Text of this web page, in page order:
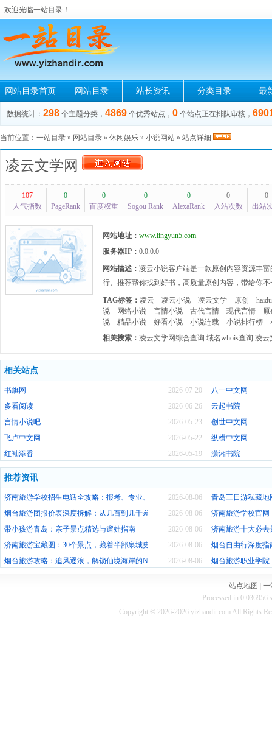
欢迎光临一站目录！
网站目录首页 网站目录 站长资讯 分类目录 最
数据统计： 298 个主题分类， 4869 个优秀站点， 0 个站点正在排队审核，
当前位置： 一站目录 » 网站目录 » 休闲娱乐 » 小说网站 » 站点详细
凌云文学网
107
人气指数
0
PageRank
0
百度权重
0
Sogou Rank
0
AlexaRank
0
入站次数
0
出站
网站地址： www.lingyun5.com
服务器IP： 0.0.0.0
网站描述： 凌云小说客户端是一款原创内容资源丰
行、推荐帮你找到好书，高质量原创内容，带给你
TAG标签： 凌云 凌云小说 凌云文学 原创
haidu
说
网络小说 言情小说 古代言情 现代言情
原
说
精品小说 好看小说 小说连载 小说排行榜
相关搜索： 凌云文学网综合查询 域名whois查询 凌云
相关站点
2026-07-20
书旗网
八一中文网
2026-06-26
多看阅读
云起书院
2026-05-23
言情小说吧
创世中文网
2026-05-22
飞卢中文网
纵横中文网
2026-05-19
红袖添香 潇湘书院
推荐资讯
2026-08-06
济南旅游学校招生电话全攻略：报考、专业、就业一网打尽
青岛三日游私藏
2026-08-06
烟台旅游团报价表深度拆解：从几百到几千差在哪？
济南旅游学校官
2026-08-06
带小孩游青岛：亲子景点精选与遛娃指南
济南旅游十大必
2026-08-06
济南旅游宝藏图：30个景点，藏着半部泉城史
烟台自由行深度
2026-08-06
烟台旅游攻略：追风逐浪，解锁仙境海岸的N种玩法 烟台旅游职业学
站点地图
一
Processed in 0.036956
Copyright © 2026-2026 yizhandir.com All Rights